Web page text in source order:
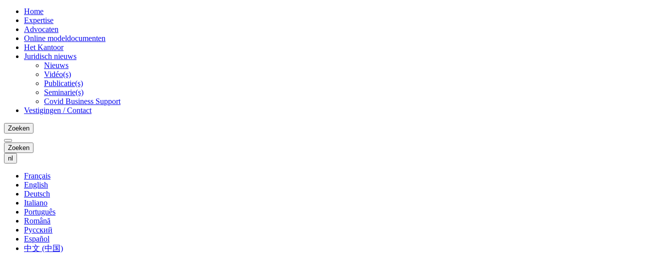
Home
Expertise
Advocaten
Online modeldocumenten
Het Kantoor
Juridisch nieuws
Nieuws
Vidéo(s)
Publicatie(s)
Seminarie(s)
Covid Business Support
Vestigingen / Contact
Zoeken
Zoeken
nl
Français
English
Deutsch
Italiano
Português
Română
Русский
Español
中文 (中国)